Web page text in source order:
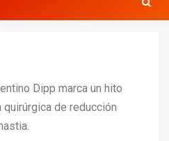
Dipp marca un hito
quirúrgica de reducción